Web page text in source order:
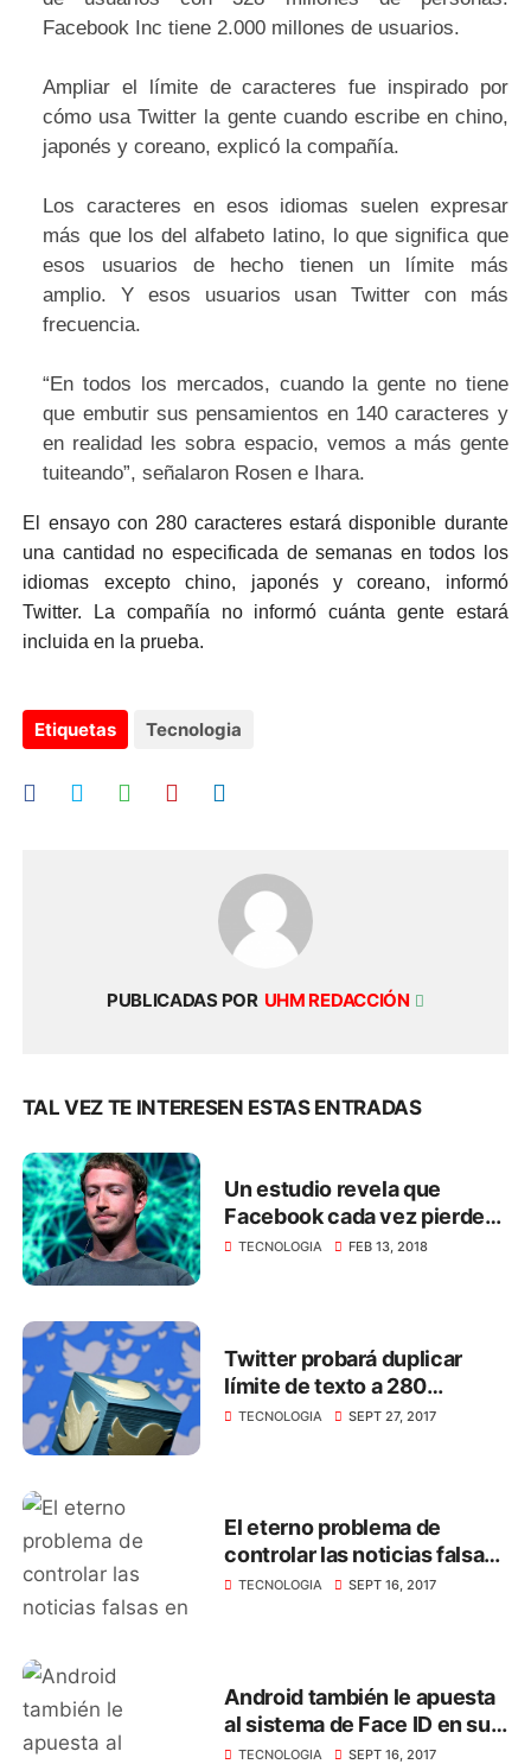
Facebook Inc tiene 2.000 millones de usuarios.
Ampliar el límite de caracteres fue inspirado por
cómo usa Twitter la gente cuando escribe en chino,
japonés y coreano, explicó la compañía.
Los caracteres en esos idiomas suelen expresar
más que los del alfabeto latino, lo que significa que
esos usuarios de hecho tienen un límite más
amplio. Y esos usuarios usan Twitter con más
frecuencia.
“En todos los mercados, cuando la gente no tiene
que embutir sus pensamientos en 140 caracteres y
en realidad les sobra espacio, vemos a más gente
tuiteando”, señalaron Rosen e Ihara.
El ensayo con 280 caracteres estará disponible durante
una cantidad no especificada de semanas en todos los
idiomas excepto chino, japonés y coreano, informó
Twitter. La compañía no informó cuánta gente estará
incluida en la prueba.
Etiquetas Tecnologia
PUBLICADAS POR UHM REDACCIÓN
TAL VEZ TE INTERESEN ESTAS ENTRADAS
Un estudio revela que
Facebook cada vez pierde
más usuarios jóvenes
TECNOLOGIA FEB 13, 2018
Twitter probará duplicar
límite de texto a 280
caracteres
TECNOLOGIA SEPT 27, 2017
El eterno problema de
controlar las noticias falsas
en Whatsapp
TECNOLOGIA SEPT 16, 2017
Android también le apuesta
al sistema de Face ID en sus
smartphone
TECNOLOGIA SEPT 16, 2017